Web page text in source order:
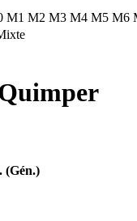
M1 M2 M3 M4 M5 M6
(Gén.)